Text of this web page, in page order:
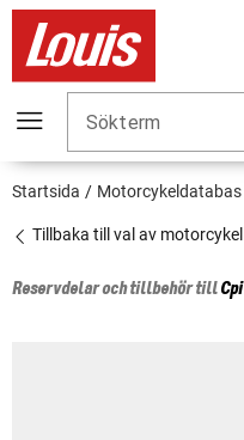
Sökterm
Startsida Motorcykeldatabas
Tillbaka till val av motorcykel
Reservdelar och tillbehör tillCpi